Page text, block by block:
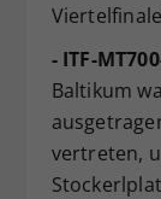
- ITF-
Baltikum
vertreten,